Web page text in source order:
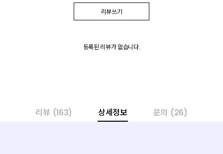
리뷰쓰기
등록된 리뷰가 없습니다.
리뷰 (163) 상세정보 문의 (26)